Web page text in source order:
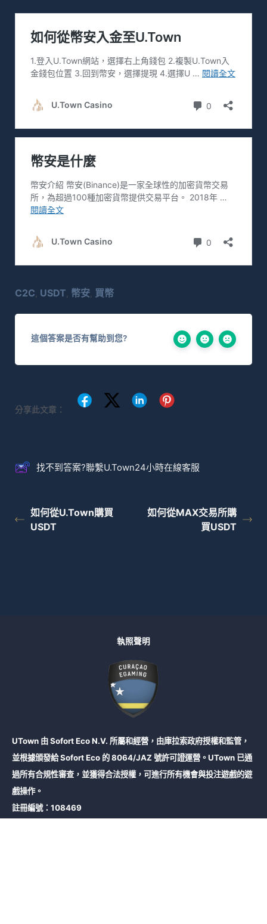
C2C, USDT, 幣安, 買幣
這個答案是否有幫助到您?
分享此文章：
找不到答案?聯繫U.Town24小時在線客服
如何從U.Town購買
USDT
如何從MAX交易所購
買USDT
執照聲明
UTown 由 Sofort Eco N.V. 所屬和經營，由庫拉索政府授權和監管，
並根據頒發給 Sofort Eco 的 8064/JAZ 號許可證運營。UTown 已通
過所有合規性審查，並獲得合法授權，可進行所有機會與投注遊戲的遊
戲操作。
註冊編號：108469